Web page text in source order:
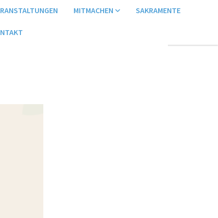
MITMACHEN SAKRAMENTE